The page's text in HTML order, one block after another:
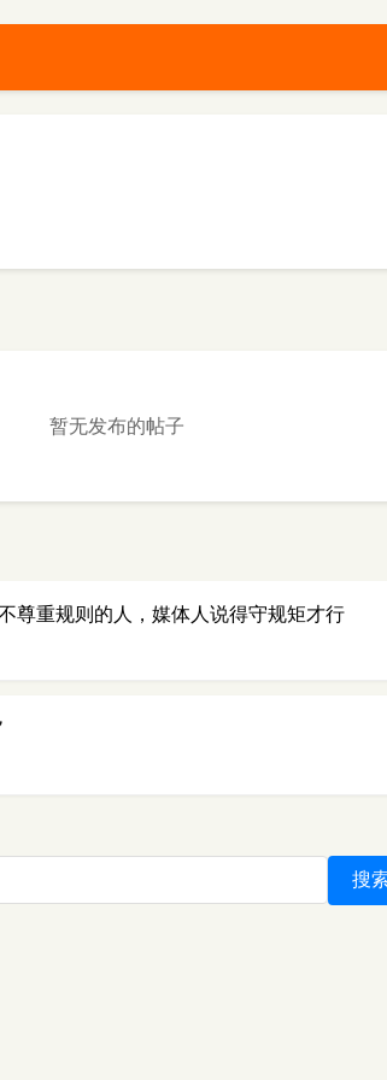
暂无发布的帖子
尊重规则的人，媒体人说得守规矩才行
搜